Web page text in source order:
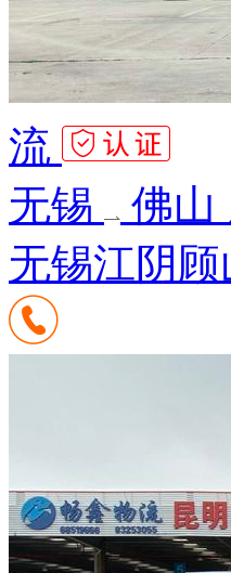
流
无锡
佛山
无锡江阴